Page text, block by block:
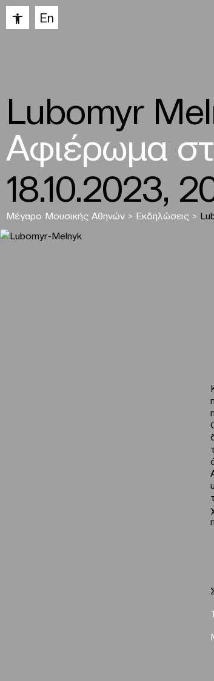
Ανοίξτε τη γραμμή εργαλείων
En
Lubomyr
Αφιέρωμα
18.10.2023,
Μέγαρο Μουσικής Αθηνών > Εκδηλώσεις >